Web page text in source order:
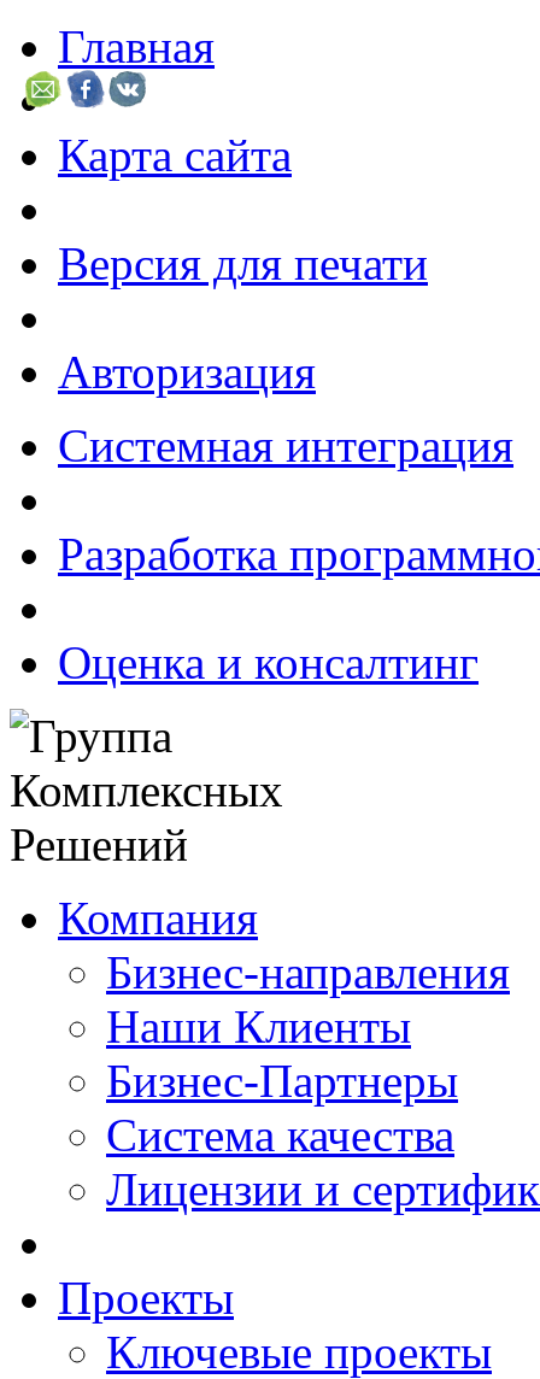
Главная
Карта сайта
Версия для печати
Авторизация
Системная интеграция
Разработка
Оценка и консалтинг
Компания
Бизнес-направления
Наши Клиенты
Бизнес-Партнеры
Система качества
Лицензии и
Проекты
Ключевые проекты